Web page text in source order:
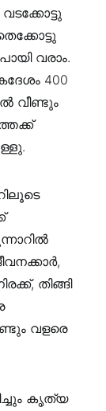
വരാം.
400
വീണ്ടും
തിങ്ങി
വളരെ
കൃത്യ